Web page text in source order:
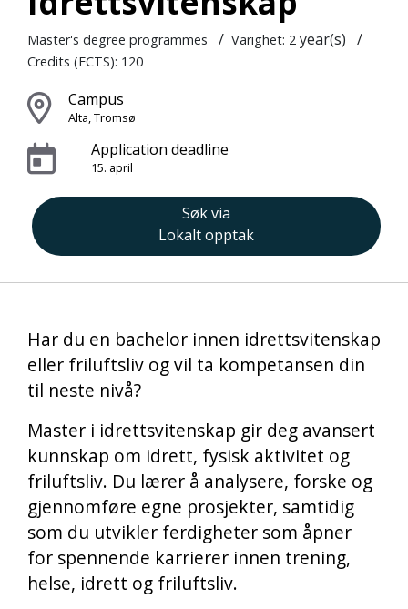
Master's degree programmes / Varighet: 2 year(s) /
Credits (ECTS): 120
Campus
Alta, Tromsø
Application deadline
15. april
Søk via
Lokalt opptak
Har du en bachelor innen idrettsvitenskap
eller friluftsliv og vil ta kompetansen din
til neste nivå?
Master i idrettsvitenskap gir deg avansert
kunnskap om idrett, fysisk aktivitet og
friluftsliv. Du lærer å analysere, forske og
gjennomføre egne prosjekter, samtidig
som du utvikler ferdigheter som åpner
for spennende karrierer innen trening,
helse, idrett og friluftsliv.